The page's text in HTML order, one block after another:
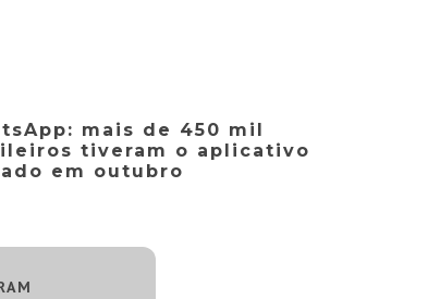
mais de 450 mil
tiveram o aplicativo
em outubro